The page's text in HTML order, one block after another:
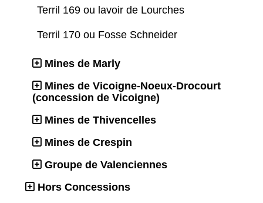
Terril 169 ou lavoir de Lourches
Terril 170 ou Fosse Schneider
Mines de Marly
Mines de Vicoigne-Noeux-Drocourt
(concession de Vicoigne)
Mines de Thivencelles
Mines de Crespin
Groupe de Valenciennes
Hors Concessions